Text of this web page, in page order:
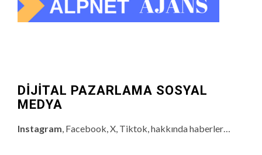
DİJİTAL PAZARLAMA SOSYAL
MEDYA
Instagram, Facebook, X, Tiktok, hakkında haberler…